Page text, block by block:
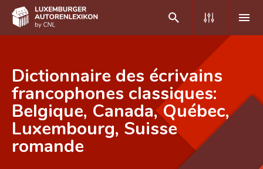
DE FR
Home
Autor(inn)en A-Z
Erweiterte Suche
Dictionnaire des écrivains
francophones classiques:
Belgique, Canada, Québec,
Luxembourg, Suisse
romande